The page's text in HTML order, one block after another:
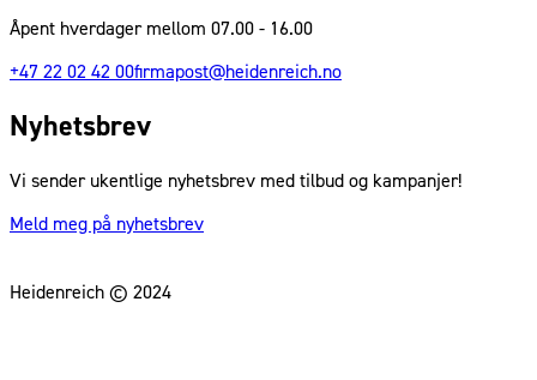
Åpent hverdager mellom 07.00 - 16.00
+47 22 02 42 00firmapost@heidenreich.no
Nyhetsbrev
Vi sender ukentlige nyhetsbrev med tilbud og kampanjer!
Meld meg på nyhetsbrev
Heidenreich © 2024